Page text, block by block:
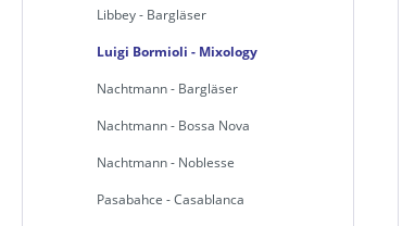
Libbey - Bargläser
Luigi Bormioli - Mixology
Nachtmann - Bargläser
Nachtmann - Bossa Nova
Nachtmann - Noblesse
Pasabahce - Casablanca